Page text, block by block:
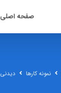
صفحه اصلی
نمونه کارها دیدنی